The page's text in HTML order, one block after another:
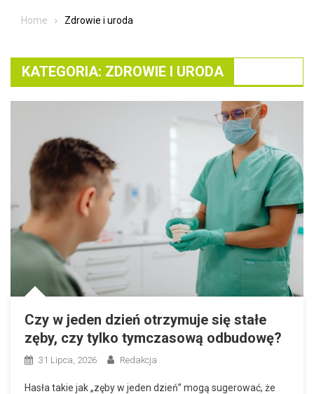
Home Zdrowie i uroda
KATEGORIA: ZDROWIE I URODA
Czy w jeden dzień otrzymuje się stałe
zęby, czy tylko tymczasową odbudowę?
31 Lipca, 2026 Redakcja
Hasła takie jak „zęby w jeden dzień” mogą sugerować, że